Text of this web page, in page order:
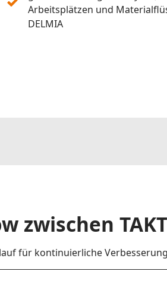
Arbeitsplätzen und
DELMIA
zwischen
für kontinuierliche